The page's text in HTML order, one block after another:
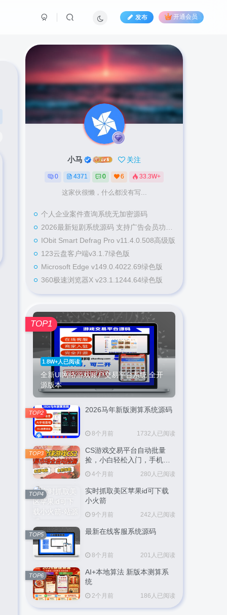
发布 开通会员
小马 关注
0 4371 0 6 33.3W+
这家伙很懒，什么都没有写...
个人企业案件查询系统无加密源码
2026最新短剧系统源码 支持广告会员功能齐全短剧源码
IObit Smart Defrag Pro v11.4.0.508高级版
123云盘客户端v3.1.7绿色版
Microsoft Edge v149.0.4022.69绿色版
360极速浏览器X v23.1.1244.64绿色版
1.8W+人已阅读
全新UI网络游戏账户交易平台系统 全开
源版本
TOP1
2026马年新版测算系统源码
8个月前 1732人已阅读
TOP2
CS游戏交易平台自动批量
捡，小白轻松入门，手机即
可完成全部操作，日入
300+，轻松副业【揭秘】
4个月前 280人已阅读
TOP3
实时抓取美区苹果id可下载
小火箭
9个月前 242人已阅读
TOP4
最新在线客服系统源码
8个月前 201人已阅读
TOP5
AI+本地算法 新版本测算系
统
2个月前 186人已阅读
TOP6